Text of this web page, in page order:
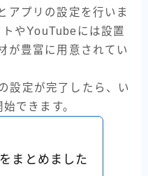
アプリの設定を行いま
やYouTubeには設置
が豊富に用意されてい
設定が完了したら、い
できます。
まとめました